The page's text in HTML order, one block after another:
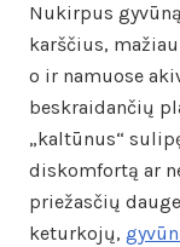
Nukirpus
karščius,
o ir namuose
beskraidančių
„kaltūnus“
diskomfortą ar
priežasčių
keturkojų,